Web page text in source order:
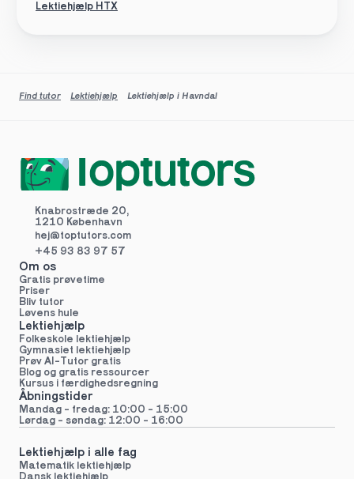
Lektiehjælp HTX
Find tutor Lektiehjælp Lektiehjælp i Havndal
Knabrostræde 20,
1210 København
hej@toptutors.com
+45 93 83 97 57
Om os
Gratis prøvetime
Priser
Bliv tutor
Løvens hule
Lektiehjælp
Folkeskole lektiehjælp
Gymnasiet lektiehjælp
Prøv AI-Tutor gratis
Blog og gratis ressourcer
Kursus i færdighedsregning
Åbningstider
Mandag - fredag: 10:00 - 15:00
Lørdag - søndag: 12:00 - 16:00
Lektiehjælp i alle fag
Matematik lektiehjælp